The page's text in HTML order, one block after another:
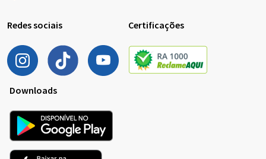
Redes sociais Certificações
Downloads